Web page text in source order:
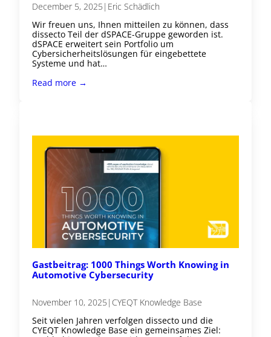
December 5, 2025 | Eric Schädlich
Wir freuen uns, Ihnen mitteilen zu können, dass
dissecto Teil der dSPACE-Gruppe geworden ist.
dSPACE erweitert sein Portfolio um
Cybersicherheitslösungen für eingebettete
Systeme und hat…
Read more →
Gastbeitrag: 1000 Things Worth Knowing in
Automotive Cybersecurity
November 10, 2025 | CYEQT Knowledge Base
Seit vielen Jahren verfolgen dissecto und die
CYEQT Knowledge Base ein gemeinsames Ziel: